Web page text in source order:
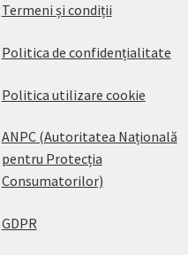
Termeni și condiții
Politica de confidențialitate
Politica utilizare cookie
ANPC (Autoritatea Națională
pentru Protecția
Consumatorilor)
GDPR